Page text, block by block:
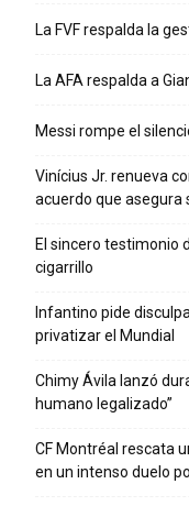
La FVF respalda la
La AFA respalda a
Messi rompe el
Vinícius Jr. renueva
acuerdo que asegura
El sincero testimonio
cigarrillo
Infantino pide
privatizar el Mundial
Chimy Ávila lanzó
humano legalizado”
CF Montréal rescata
en un intenso duelo